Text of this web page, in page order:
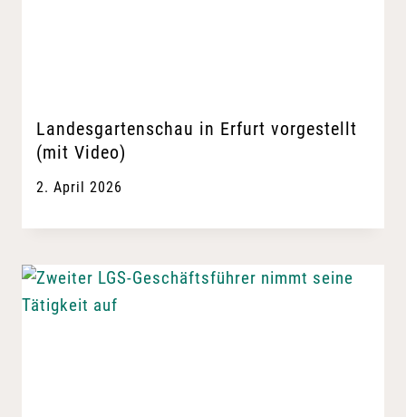
Landesgartenschau in Erfurt vorgestellt
(mit Video)
2. April 2026